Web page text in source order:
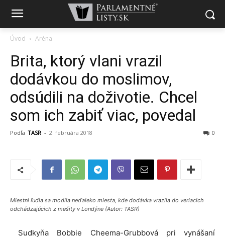
Úvod Aréna
Brita, ktorý vlani vrazil
dodávkou do moslimov,
odsúdili na doživotie. Chcel
som ich zabiť viac, povedal
Podľa TASR - 2. februára 2018 0
Miestni ľudia sa modlia neďaleko miesta, kde dodávka vrazila do veriacich
odchádzajúcich z mešity v Londýne (Autor: TASR)
Sudkyňa Bobbie Cheema-Grubbová pri vynášaní